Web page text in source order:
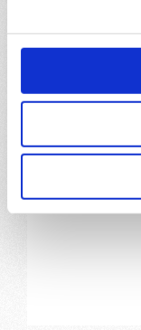
Malaga, Lisbona,